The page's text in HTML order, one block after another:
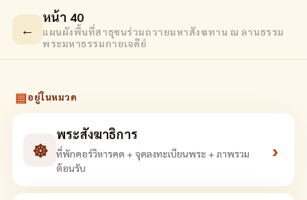
←
หน้า 40
แผนผังพื้นที่สาธุชนร่วมถวายมหาสังฆทาน ณ ลานธรรม
พระมหาธรรมกายเจดีย์
▤อยู่ในหมวด
☸
พระสังฆาธิการ
ที่พักคอร์วิหารคด + จุดลงทะเบียนพระ + ภาพรวม
ต้อนรับ
›